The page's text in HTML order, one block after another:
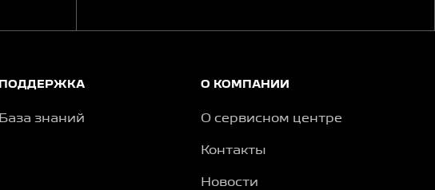
ПОДДЕРЖКА
База знаний
О КОМПАНИИ
О сервисном центре
Контакты
Новости